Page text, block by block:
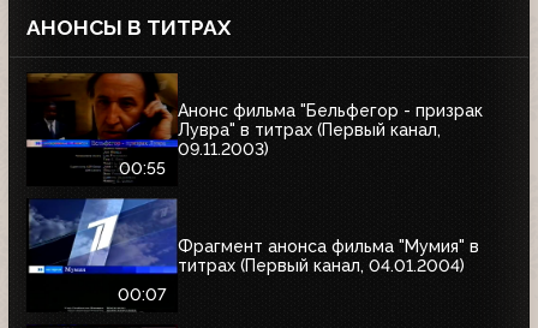
АНОНСЫ В ТИТРАХ
00:55
Анонс фильма "Бельфегор - призрак
Лувра" в титрах (Первый канал,
09.11.2003)
00:07
Фрагмент анонса фильма "Мумия" в
титрах (Первый канал, 04.01.2004)